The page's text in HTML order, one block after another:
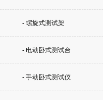
- 螺旋式测试架
- 电动卧式测试台
- 手动卧式测试仪